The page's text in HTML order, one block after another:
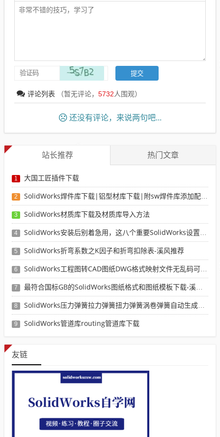
评论列表 （暂无评论， 5732人围观）
还没有评论，来说两句吧...
站长推荐 热门文章
1 大国工匠插件下载
2 SolidWorks焊件库下载|铝型材库下载|附sw焊件库添加配置使用教程
3 SolidWorks材质库下载及材质库导入方法
4 SolidWorks安装后别着急用，这八个重要SolidWorks设置可以提高你的画图效率
5 SolidWorks折弯系数之K因子和折弯扣除表-溪风推荐
6 SolidWorks工程图转CAD图纸DWG格式映射文件无乱码可分层-溪风亲测推荐
7 最符合国标GB的SolidWorks图纸格式和图纸模板下载-溪风专用版
8 SolidWorks压力弹簧拉力弹簧扭力弹簧涡卷弹簧自动生成宏程序下载
9 SolidWorks管道库routing管道库下载
友链